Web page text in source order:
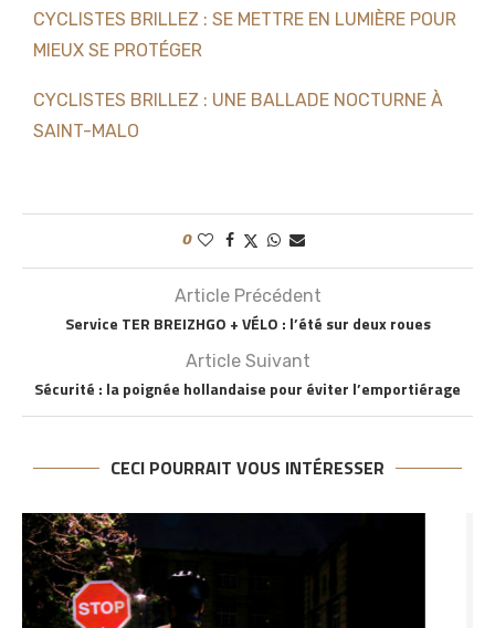
CYCLISTES BRILLEZ : SE METTRE EN LUMIÈRE POUR
MIEUX SE PROTÉGER
CYCLISTES BRILLEZ : UNE BALLADE NOCTURNE À
SAINT-MALO
0
Article Précédent
Service TER BREIZHGO + VÉLO : l’été sur deux roues
Article Suivant
Sécurité : la poignée hollandaise pour éviter l’emportiérage
CECI POURRAIT VOUS INTÉRESSER